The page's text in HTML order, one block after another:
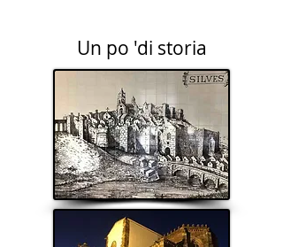
Un po 'di storia